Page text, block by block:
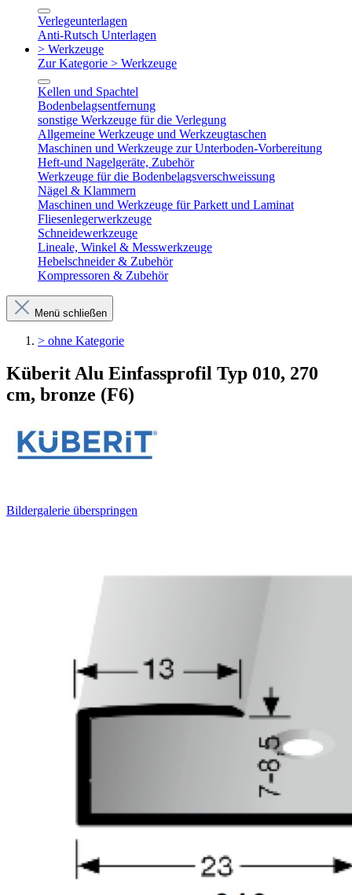
Verlegeunterlagen
Anti-Rutsch Unterlagen
> Werkzeuge
Zur Kategorie > Werkzeuge
Kellen und Spachtel
Bodenbelagsentfernung
sonstige Werkzeuge für die Verlegung
Allgemeine Werkzeuge und Werkzeugtaschen
Maschinen und Werkzeuge zur Unterboden-Vorbereitung
Heft-und Nagelgeräte, Zubehör
Werkzeuge für die Bodenbelagsverschweissung
Nägel & Klammern
Maschinen und Werkzeuge für Parkett und Laminat
Fliesenlegerwerkzeuge
Schneidewerkzeuge
Lineale, Winkel & Messwerkzeuge
Hebelschneider & Zubehör
Kompressoren & Zubehör
Menü schließen
> ohne Kategorie
Küberit Alu Einfassprofil Typ 010, 270
cm, bronze (F6)
Bildergalerie überspringen